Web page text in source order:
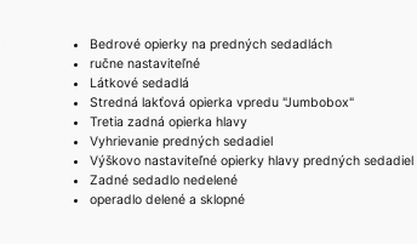
Bedrové opierky na predných sedadlách
ručne nastaviteľné
Látkové sedadlá
Stredná lakťová opierka vpredu "Jumbobox"
Tretia zadná opierka hlavy
Vyhrievanie predných sedadiel
Výškovo nastaviteľné opierky hlavy predných sedadiel
Zadné sedadlo nedelené
operadlo delené a sklopné